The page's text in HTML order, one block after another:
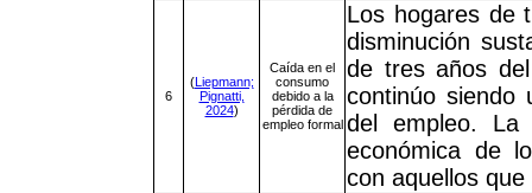
6
(Liepmann;
Pignatti,
2024)
Caída en el
consumo
debido a la
pérdida de
empleo formal
Los hogares de
disminución
de tres años
continúo siendo
del empleo. La
económica de
con aquellos